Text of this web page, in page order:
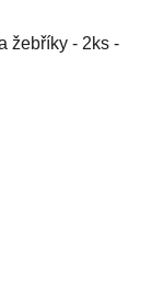
žebříky - 2ks -